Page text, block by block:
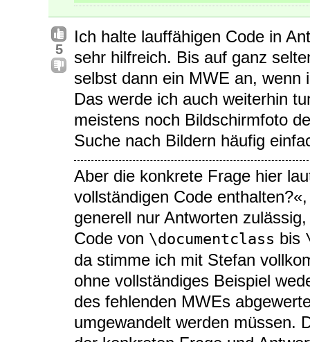
5
Ich halte lauffähigen Code in
sehr hilfreich. Bis auf ganz
selbst dann ein MWE an, wenn
Das werde ich auch weiterhin
meistens noch Bildschirmfoto
Suche nach Bildern häufig
Aber die konkrete Frage hier
vollständigen Code
generell nur Antworten
Code von \documentclass bis
da stimme ich mit Stefan
ohne vollständiges Beispiel
des fehlenden MWEs
umgewandelt werden müssen.